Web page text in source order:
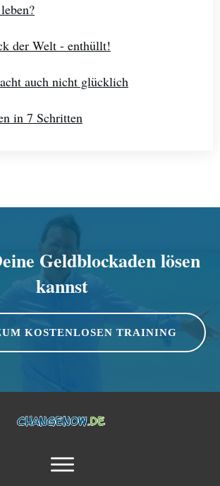
der Welt - enthüllt!
auch nicht glücklich
in 7 Schritten
Geldblockaden lösen
kannst
KOSTENLOSEN TRAINING